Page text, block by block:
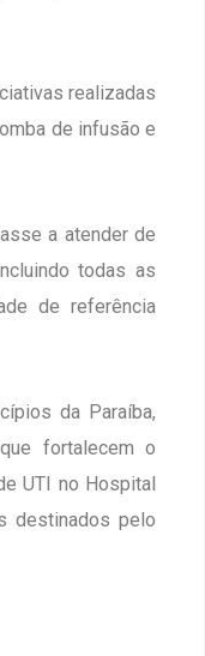
realizadas
de infusão e
a atender de
todas as
de referência
da Paraíba,
fortalecem o
UTI no Hospital
destinados pelo